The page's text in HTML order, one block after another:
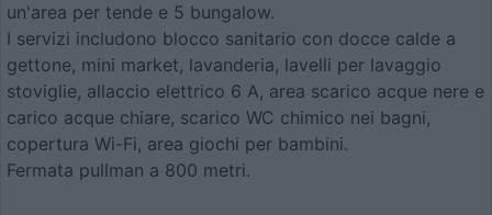
un'area per tende e 5 bungalow.
I servizi includono blocco sanitario con docce calde a
gettone, mini market, lavanderia, lavelli per lavaggio
stoviglie, allaccio elettrico 6 A, area scarico acque nere e
carico acque chiare, scarico WC chimico nei bagni,
copertura Wi-Fi, area giochi per bambini.
Fermata pullman a 800 metri.